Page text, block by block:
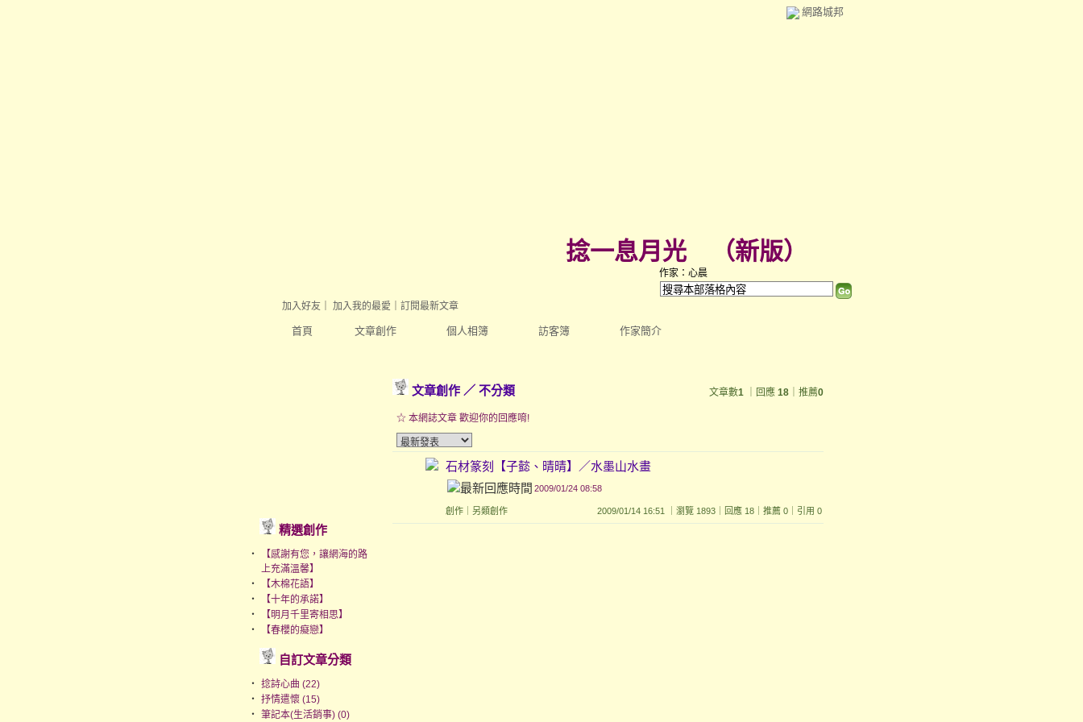
網路城邦
捻一息月光 （新版）
首頁 文章創作 個人相簿 訪客簿 作家簡介
加入好友 加入我的最愛 訂閱最新文章
作家：心晨
精選創作
‧
【感謝有您，讓網海的路
上充滿溫馨】
‧
【木棉花語】
‧
【十年的承諾】
‧
【明月千里寄相思】
‧
【春櫻的癡戀】
自訂文章分類
‧ 捻詩心曲 (22)
‧ 抒情遣懷 (15)
‧ 筆記本(生活銷事) (0)
文章創作 ／ 不分類 文章數1 ｜回應 18 ｜推薦0
☆ 本網誌文章 歡迎你的回應唷!
石材篆刻【子懿、晴晴】／水墨山水畫
2009/01/24 08:58
創作 另類創作 2009/01/14 16:51 ｜瀏覽 1893｜回應 18｜推薦 0｜引用 0